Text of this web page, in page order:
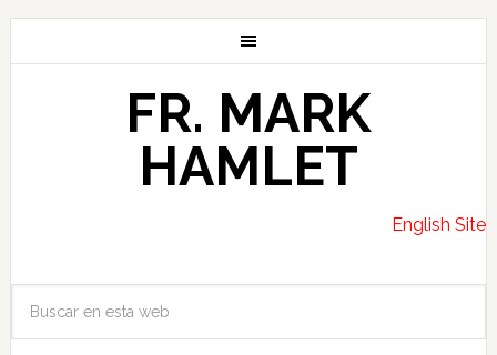
FR. MARK
HAMLET
English Site